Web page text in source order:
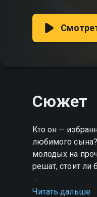
Сюжет
Кто он —
любимого сына?
молодых на
решат, стоит ли
Посмотреть
Читать дальше